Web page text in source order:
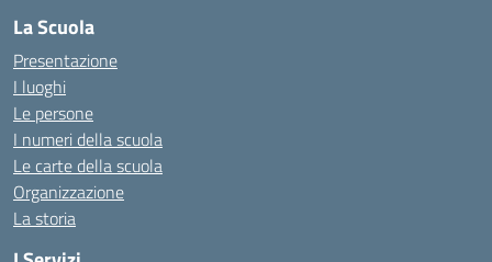
La Scuola
Presentazione
I luoghi
Le persone
I numeri della scuola
Le carte della scuola
Organizzazione
La storia